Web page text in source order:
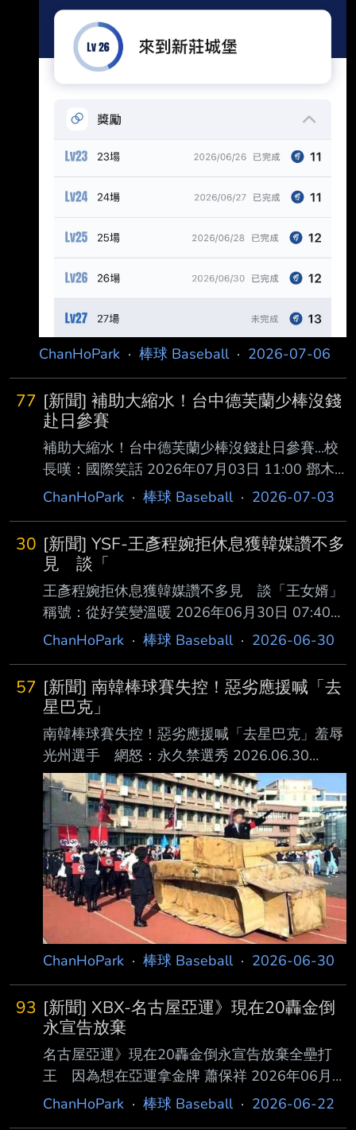
霹靂舞、跆拳道及電競等3項
職業棒球大聯盟獲知後提 告，新北地院法官審理
後依刑法散布文字誹謗罪，判處張男拘役15日，
得易科罰金1萬 5000元，可上訴。 法官審理認
為，中華職棒成立初期曾爆發假球事件，近年已
逐步實施防賭機制、落實球員 法治教育，並擺脫
假球陰霾，張男僅因不滿賽果，恣意散布足以毀
損中華職
ChanHoPark · 棒球 Baseball· 2026-07-06
77 [新聞] 補助大縮水！台中德芙蘭少棒沒錢
赴日參賽
補助大縮水！台中德芙蘭少棒沒錢赴日參賽...校
長嘆：國際笑話 2026年07月03日 11:00 鄧木
卿 台中市和平區德芙蘭國小棒球隊今年4月榮獲
往日本參加世界軟式少棒錦標賽（IBA），不
料，以往體育署時代是補助150萬元，升格 運動
部卻陡降只補助13萬2千元，校長古金益感嘆，
當初辛苦拿到冠軍盃，如今卻得自己 募款，目
前資金缺口還有60萬，他還是努力募款，萬一到
時出不了國，台灣恐怕成了國際 笑話。 古金益
說，學生們非常努力，從全國226支球隊中，一
路過關斬將，最
ChanHoPark · 棒球 Baseball· 2026-07-03
30 [新聞] YSF-王彥程婉拒休息獲韓媒讚不多
見 談「
王彥程婉拒休息獲韓媒讚不多見 談「王女婿」
稱號：從好笑變溫暖 2026年06月30日 07:40
楊舒帆 台灣左投王彥程本季以亞洲外援身分在
球 迷稱他為「王女婿」，起初覺得這個稱呼很
好笑，如今卻感受到滿滿溫暖；他也分享，曾
在客場遠征時於餐廳遇到球迷，對方默默替他結
帳，讓他相當感動。 韓媒《日刊體育》以「以
『王女婿』身分生活的男人王彥程：一開始覺得
好笑，現在感到 溫暖」為題，《MyDaily》則以
「『不想休息』婉拒金卿文的照顧，王彥程韓華
第一思維 ，這樣的亞援真的
ChanHoPark · 棒球 Baseball· 2026-06-30
57 [新聞] 南韓棒球賽失控！惡劣應援喊「去
星巴克」
南韓棒球賽失控！惡劣應援喊「去星巴克」羞辱
光州選手 網怒：永久禁選秀 2026.06.30
11:50 吳妍 南韓高中棒球聯賽爆發嚴重歧視與言
語嘲諷爭議，引發社會輿論強烈撻伐。昨（29
日）在 首爾舉行的第81屆青龍旗全國高中棒球
錦標賽中，由首爾培材高中對陣光州第一高中。
不 料在比賽進行到8局上半、培材高中以6比2領
先時，休息區內竟有多位培材高中的學生球
員，集體朝著光州一高的休息區惡意大喊：「該
去星巴克了吧！」「該走了該走了，去星 巴克
吧！」。 《韓聯社》報導，這番看似莫名其妙
的發言，實則指向了上月在南韓
ChanHoPark · 棒球 Baseball· 2026-06-30
93 [新聞] XBX-名古屋亞運》現在20轟金倒
永宣告放棄
名古屋亞運》現在20轟金倒永宣告放棄全壘打
王 因為想在亞運拿金牌 蕭保祥 2026年06月
21日 16:05 韓國媒體《SPOTV NEWS》21日報
ChanHoPark · 棒球 Baseball· 2026-06-22